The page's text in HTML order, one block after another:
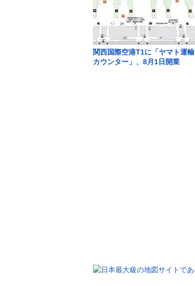
関西国際空港T1に「ヤマト運輸
カウンター」、8月1日開業